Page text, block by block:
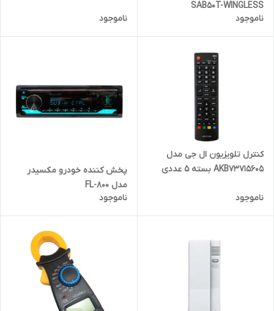
SAB50T-WINGLESS
ناموجود
ناموجود
کنترل تلویزیون ال جی مدل
AKB73715605 بسته 5 عددی
ناموجود
پخش کننده خودرو مکسیدر
مدل FL-800
ناموجود